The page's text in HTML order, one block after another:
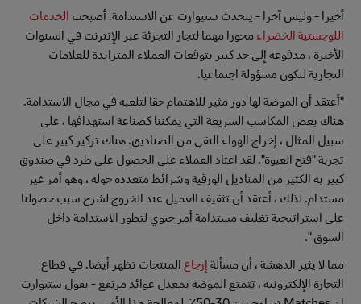
أخيرا - وليس آخرا - يتحدث ستيوارت عن الاستدامة. أصبحت الخدمات
اللوجستية الخضراء محورا مهما لتجار التجزئة عبر الإنترنت في السنوات
الأخيرة ، مدفوعة إلى حد كبير بتوقعات العملاء المتزايدة للعلامات
التجارية لتكون مسؤولة اجتماعيا.
"أعتقد أن الموضة لها دور مثير للاهتمام حقا لتلعبه في مجال الاستدامة.
هناك بعض المكاسب السريعة التي يمكننا كصناعة استهدافها ، على
سبيل المثال ، إخراج الهواء النقي من الصناديق. هناك تركيز كبير على
تجربة "فتح العبوة". لقد اعتاد العملاء على الحصول على طرد في صندوق
كبير به الكثير من المناديل الورقية وشرائط متعددة حوله ، وهو أمر غير
مستدام. لذلك ، أعتقد أن تثقيف العميل عند الخروج لشرح سبب حصولنا
على استراتيجية تغليف مستدامة أمر حيوي لتطور الاستدامة داخل
السوق ".
مما لا يثير الدهشة ، أن مسألة إرجاع المنتجات تظهر أيضا. في قطاع
التجارة الإلكترونية ، تتمتع الموضة بمعدل عوائد مرتفع - يقول ستيوارت